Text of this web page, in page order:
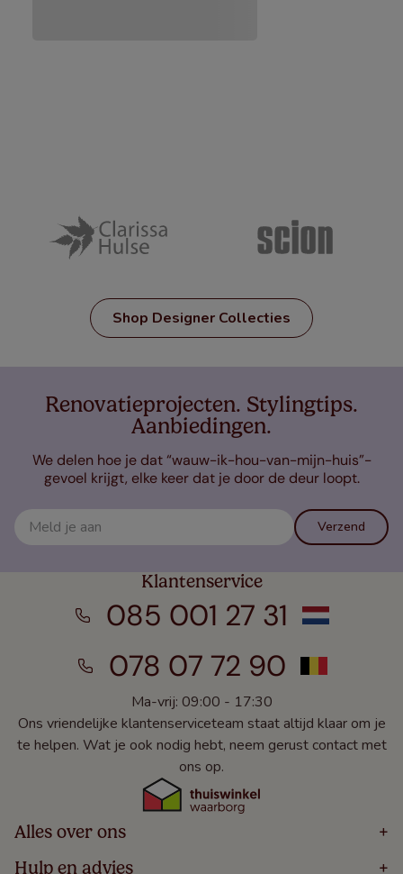
Shop Designer Collecties
Renovatieprojecten. Stylingtips.
Aanbiedingen.
We delen hoe je dat “wauw-ik-hou-van-mijn-huis”-
gevoel krijgt, elke keer dat je door de deur loopt.
Verzend
Klantenservice
085 001 27 31
078 07 72 90
Ma-vrij: 09:00 - 17:30
Ons vriendelijke klantenserviceteam staat altijd klaar om je
te helpen. Wat je ook nodig hebt, neem gerust contact met
ons op.
Alles over ons +
Home
Hulp en advies +